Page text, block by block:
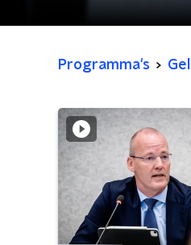
Programma's